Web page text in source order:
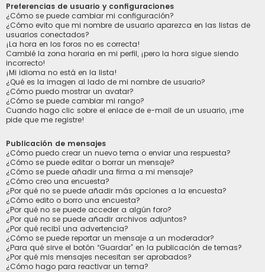
Preferencias de usuario y configuraciones
¿Cómo se puede cambiar mi configuración?
¿Cómo evito que mi nombre de usuario aparezca en las listas de
usuarios conectados?
¡La hora en los foros no es correcta!
Cambié la zona horaria en mi perfil, ¡pero la hora sigue siendo
incorrecto!
¡Mi idioma no está en la lista!
¿Qué es la imagen al lado de mi nombre de usuario?
¿Cómo puedo mostrar un avatar?
¿Cómo se puede cambiar mi rango?
Cuando hago clic sobre el enlace de e-mail de un usuario, ¡me
pide que me registre!
Publicación de mensajes
¿Cómo puedo crear un nuevo tema o enviar una respuesta?
¿Cómo se puede editar o borrar un mensaje?
¿Cómo se puede añadir una firma a mi mensaje?
¿Cómo creo una encuesta?
¿Por qué no se puede añadir más opciones a la encuesta?
¿Cómo edito o borro una encuesta?
¿Por qué no se puede acceder a algún foro?
¿Por qué no se puede añadir archivos adjuntos?
¿Por qué recibí una advertencia?
¿Cómo se puede reportar un mensaje a un moderador?
¿Para qué sirve el botón “Guardar” en la publicación de temas?
¿Por qué mis mensajes necesitan ser aprobados?
¿Cómo hago para reactivar un tema?